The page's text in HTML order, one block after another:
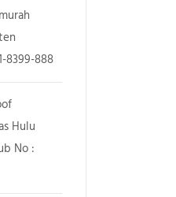
8399-888
Hulu
No :